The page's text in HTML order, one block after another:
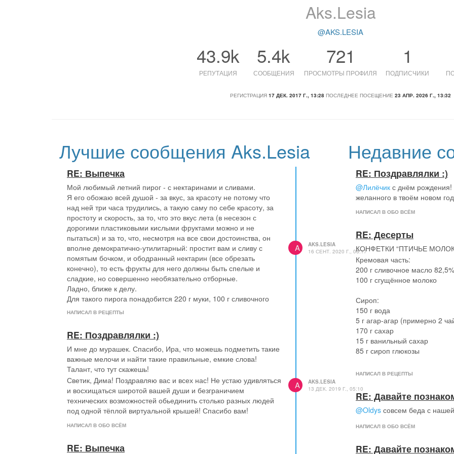
Aks.Lesia
@AKS.LESIA
43.9k
РЕПУТАЦИЯ
5.4k
СООБЩЕНИЯ
721
ПРОСМОТРЫ ПРОФИЛЯ
1
ПОДПИСЧИКИ
РЕГИСТРАЦИЯ 17 ДЕК. 2017 Г., 13:28 ПОСЛЕДНЕЕ ПОСЕЩЕНИЕ 23 АПР. 2026 Г., 13:32
Лучшие сообщения Aks.Lesia
RE: Выпечка
Мой любимый летний пирог - с нектаринами и сливами.
Я его обожаю всей душой - за вкус, за красоту не потому что
над ней три часа трудились, а такую саму по себе красоту, за
простоту и скорость, за то, что это вкус лета (в несезон с
дорогими пластиковыми кислыми фруктами можно и не
пытаться) и за то, что, несмотря на все свои достоинства, он
вполне демократично-утилитарный: простит вам и сливу с
помятым бочком, и ободранный нектарин (все обрезать
конечно), то есть фрукты для него должны быть спелые и
сладкие, но совершенно необязательно отборные.
Ладно, ближе к делу.
Для такого пирога понадобится 220 г муки, 100 г сливочного
масла, щепотка соли, 5 ст л ледяной (хотя бы просто
Если у вас есть комбайн, то делать вообще нечего, если нет -
придётся приложить руки, но ненадолго.
Идеально-оптимальный для скорости алгоритм таков:
отмеряете воду, ставите в морозилку (лучше в стекле или
металле).
Моете-режете фрукты, засыпаете сахаром, перемешиваете.
В комбайн (большую чашу с ножиком) насыпать муку, щепотку
соли, кубиками масло, порубить (смешать) в крошку.
Продолжая смешивать, влить тонкой струйкой воду и
смешивать до образования теста (очень быстро). Если руками,
крошку, добавить воду и замесить все в комок. Тесто
НАПИСАЛ В РЕЦЕПТЫ
A
AKS.LESIA
16 СЕНТ. 2020 Г., 06:17
RE: Поздравлялки :)
И мне до мурашек. Спасибо, Ира, что можешь подметить такие
важные мелочи и найти такие правильные, емкие слова!
Талант, что тут скажешь!
Светик, Дима! Поздравляю вас и всех нас! Не устаю удивляться
и восхищаться широтой вашей души и безграничием
технических возможностей обьединить столько разных людей
под одной тёплой виртуальной крышей! Спасибо вам!
НАПИСАЛ В ОБО ВСЁМ
A
AKS.LESIA
13 ДЕК. 2019 Г., 05:10
RE: Выпечка
Недавние
RE: Поздравлялки :)
@Лилёчик с днём рождения!
желанного в твоём новом
НАПИСАЛ В ОБО ВСЁМ
RE: Десерты
КОНФЕТКИ “ПТИЧЬЕ
Кремовая часть:
200 г сливочное масло 82,5%
100 г сгущённое молоко
Сироп:
150 г вода
5 г агар-агар (примерно 2
170 г сахар
15 г ванильный сахар
85 г сироп глюкозы
2 белка С0
⠀
Приготовление:
⠀
Сливочное масло и
Агар-агар залить водой и
НАПИСАЛ В РЕЦЕПТЫ
RE: Давайте
@Oldys совсем беда с
НАПИСАЛ В ОБО ВСЁМ
RE: Давайте